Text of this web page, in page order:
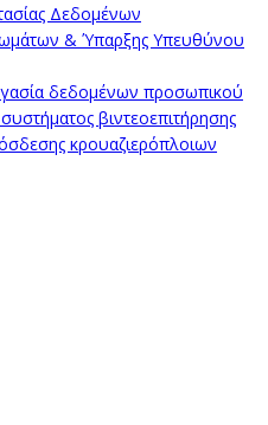
Δεδομένων
& Ύπαρξης Υπευθύνου
δεδομένων προσωπικού
βιντεοεπιτήρησης
κρουαζιερόπλοιων